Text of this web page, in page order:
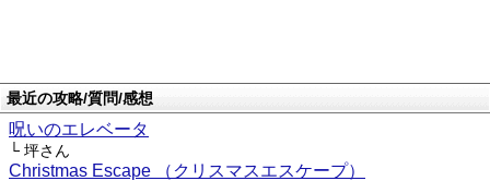
最近の攻略/質問/感想
呪いのエレベータ
└ 坪さん
Christmas Escape （クリスマスエスケープ）